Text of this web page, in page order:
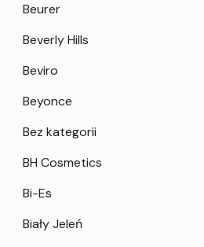
Beurer
Beverly Hills
Beviro
Beyonce
Bez kategorii
BH Cosmetics
Bi-Es
Biały Jeleń